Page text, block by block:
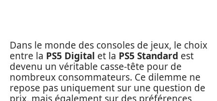
Dans le monde des consoles de jeux, le choix
entre la PS5 Digital et la PS5 Standard est
devenu un véritable casse-tête pour de
nombreux consommateurs. Ce dilemme ne
repose pas uniquement sur une question de